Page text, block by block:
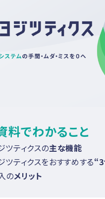
料でわかること
ツティクスの主な機能
ツティクスをおすすめする
のメリット